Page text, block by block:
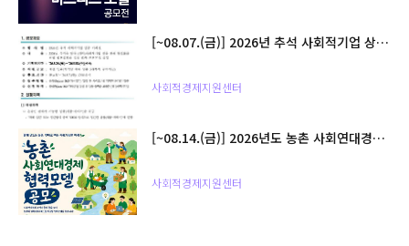
[~08.07.(금)] 2026년 추석 사회적기업 상품 기획전 참여기업 모집공고
사회적경제지원센터
[~08.14.(금)] 2026년도 농촌 사회연대경제 서비스 협력모델 발굴 지원사업 협업기관(사회연대경제조직) 모집공고
사회적경제지원센터